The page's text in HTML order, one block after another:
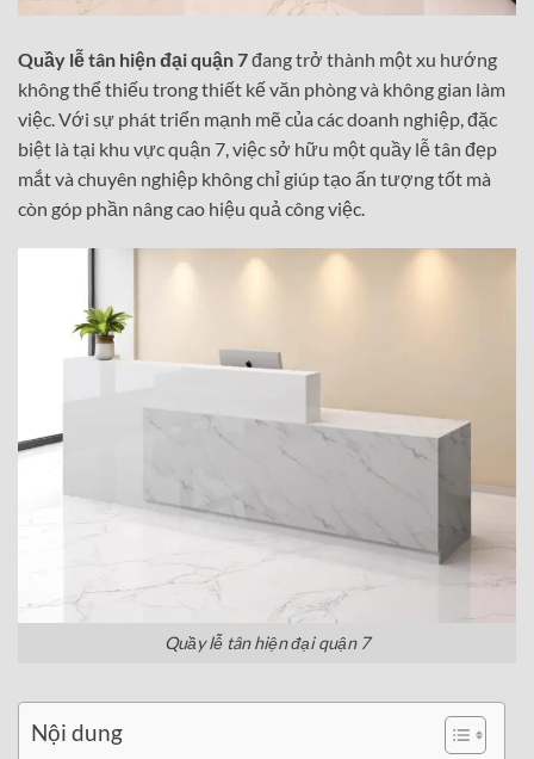
Quầy lễ tân hiện đại quận 7đang trở thành một xu hướng
không thể thiếu trong thiết kế văn phòng và không gian làm
việc. Với sự phát triển mạnh mẽ của các doanh nghiệp, đặc
biệt là tại khu vực quận 7, việc sở hữu một quầy lễ tân đẹp
mắt và chuyên nghiệp không chỉ giúp tạo ấn tượng tốt mà
còn góp phần nâng cao hiệu quả công việc.
Quầy lễ tân hiện đại quận 7
Nội dung